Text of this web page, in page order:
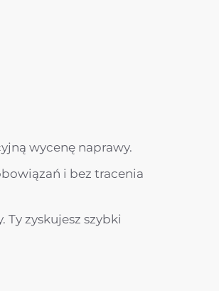
wycenę naprawy.
i bez tracenia
zyskujesz szybki